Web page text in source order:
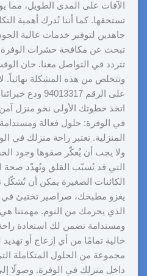
الآفات على المدى الطويل، مما
تستحقها. كما أننا نُدرك أهمية
جاهدين لتوفير خدمات عالية
تبحث عن مكافحة حشرات
تتردد في التواصل معنا. حان
وتتخلص من هذه المشكلة نهائياً.
على الرقم
اتخذ خطوتك الأولى نحو منزل
في الوفرة: حلول فعالة
المنزلية. تعتبر راحة منزلك في
ولا يجب أن يُعكّر صفوها وجود
التي قد تُسبّب القلق وتُهدّد صحة
الكائنات الصغيرة يمكن أن تُشكّل
يغزو مطبخك، صراصير تختبئ في
الذي يحرمك من النوم. مهمتنا
ومستدامة تضمن لك استعادة
خالية تمامًا من أي إزعاج أو
مجموعة من الحلول المتكاملة
داخل منزلك في الوفرة. وصولًا